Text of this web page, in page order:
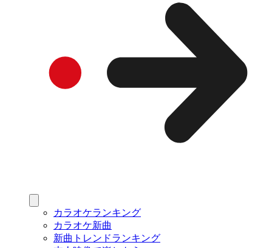
カラオケランキング
カラオケ新曲
新曲トレンドランキング